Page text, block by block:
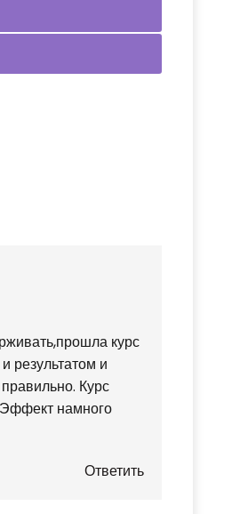
курс
результатом и
Курс
намного
Ответить